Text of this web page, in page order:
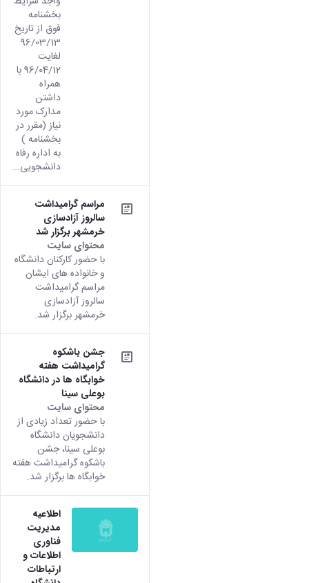
بخشنامه
فوق از تاریخ
96/03/13
لغایت
96/04/12 با
همراه
داشتن
مدارک مورد
نیاز (مقرر در
بخشنامه )
به اداره رفاه
دانشجویی...
مراسم گرامیداشت
سالروز آزادسازی
خرمشهر برگزار شد
محتوای سایت
با حضور کارکنان دانشگاه
و خانواده های ایشان
مراسم گرامیداشت
سالروز آزادسازی
خرمشهر برگزار شد.
جشن باشکوه
گرامیداشت هفته
خوابگاه ها در دانشگاه
بوعلی سینا
محتوای سایت
با حضور تعداد زیادی از
دانشجویان دانشگاه
بوعلی سینا، جشن
باشکوه گرامیداشت هفته
خوابگاه ها برگزار شد.
اطلاعیه
مدیریت
فناوری
اطلاعات و
ارتباطات